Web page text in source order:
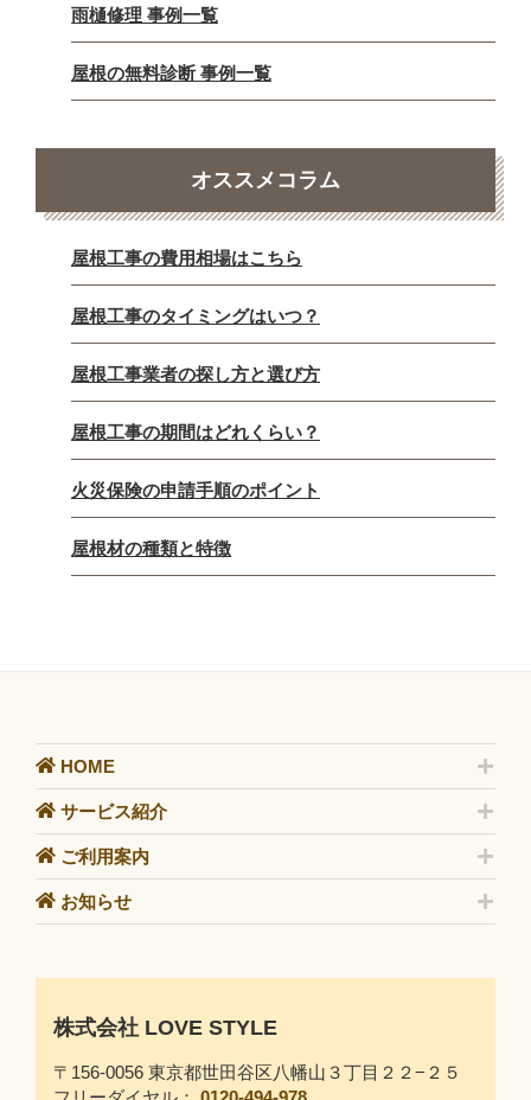
雨樋修理 事例一覧
屋根の無料診断 事例一覧
オススメコラム
屋根工事の費用相場はこちら
屋根工事のタイミングはいつ？
屋根工事業者の探し方と選び方
屋根工事の期間はどれくらい？
火災保険の申請手順のポイント
屋根材の種類と特徴
HOME
サービス紹介
ご利用案内
お知らせ
株式会社 LOVE STYLE
〒156-0056 東京都世田谷区八幡山３丁目２２−２５